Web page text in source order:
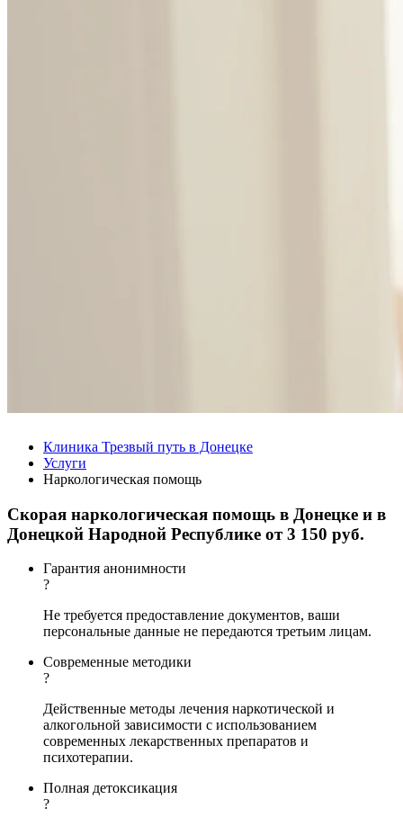
Клиника Трезвый путь в Донецке
Услуги
Наркологическая помощь
Скорая наркологическая помощь в Донецке и в
Донецкой Народной Республике от3 150 руб.
Гарантия анонимности
?
Не требуется предоставление документов, ваши
персональные данные не передаются третьим лицам.
Современные методики
?
Действенные методы лечения наркотической и
алкогольной зависимости с использованием
современных лекарственных препаратов и
психотерапии.
Полная детоксикация
?